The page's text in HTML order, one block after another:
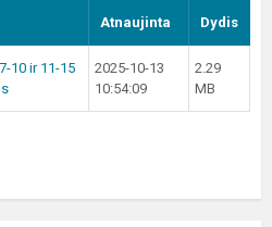
Atnaujinta Dydis
10 ir 11-15
2025-10-13
10:54:09
2.29
MB